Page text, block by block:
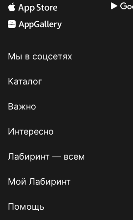
Мы в соцсетях
Каталог
Важно
Интересно
Лабиринт — всем
Мой Лабиринт
Помощь